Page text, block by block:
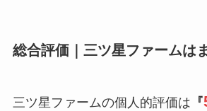
総合評価｜三ツ星ファームは
三ツ星ファームの個人的評価は 『